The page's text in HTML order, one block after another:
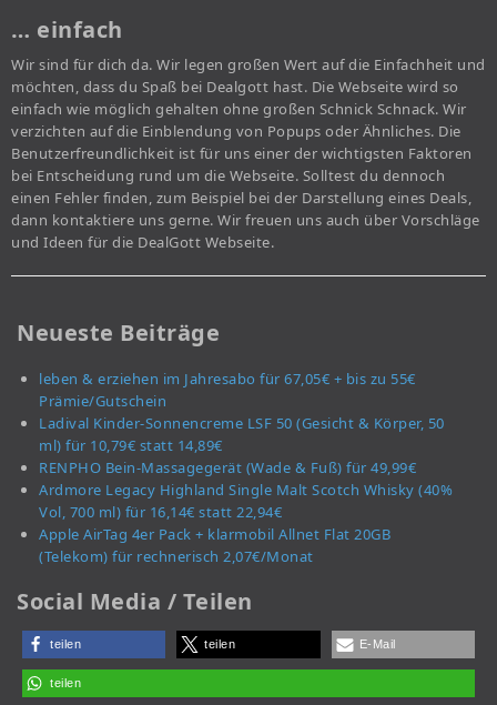
… einfach
Wir sind für dich da. Wir legen großen Wert auf die Einfachheit und
möchten, dass du Spaß bei Dealgott hast. Die Webseite wird so
einfach wie möglich gehalten ohne großen Schnick Schnack. Wir
verzichten auf die Einblendung von Popups oder Ähnliches. Die
Benutzerfreundlichkeit ist für uns einer der wichtigsten Faktoren
bei Entscheidung rund um die Webseite. Solltest du dennoch
einen Fehler finden, zum Beispiel bei der Darstellung eines Deals,
dann kontaktiere uns gerne. Wir freuen uns auch über Vorschläge
und Ideen für die DealGott Webseite.
Neueste Beiträge
leben & erziehen im Jahresabo für 67,05€ + bis zu 55€
Prämie/Gutschein
Ladival Kinder-Sonnencreme LSF 50 (Gesicht & Körper, 50
ml) für 10,79€ statt 14,89€
RENPHO Bein-Massagegerät (Wade & Fuß) für 49,99€
Ardmore Legacy Highland Single Malt Scotch Whisky (40%
Vol, 700 ml) für 16,14€ statt 22,94€
Apple AirTag 4er Pack + klarmobil Allnet Flat 20GB
(Telekom) für rechnerisch 2,07€/Monat
Social Media / Teilen
teilen teilen E-Mail
teilen